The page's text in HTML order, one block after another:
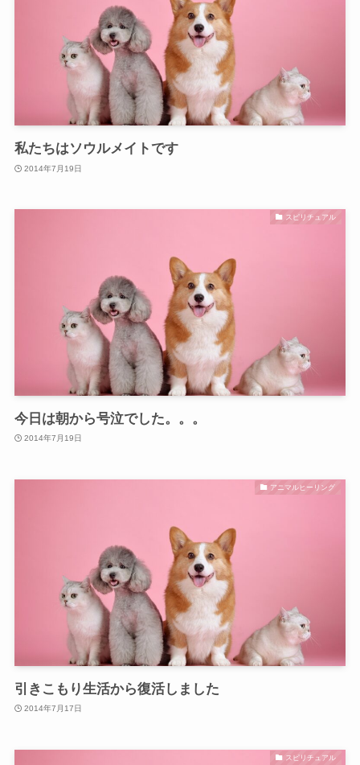
私たちはソウルメイトです
2014年7月19日
スピリチュアル
今日は朝から号泣でした。。。
2014年7月19日
アニマルヒーリング
引きこもり生活から復活しました
2014年7月17日
スピリチュアル